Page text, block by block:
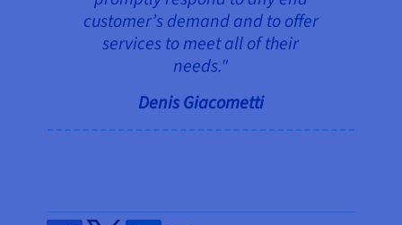
customer’s demand and to offer
services to meet all of their
needs."
Denis Giacometti